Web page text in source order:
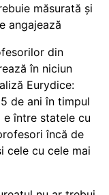
măsurată și
angajează
din
în niciun
Eurydice:
de ani în timpul
între statele cu
încă de
cele cu cele mai